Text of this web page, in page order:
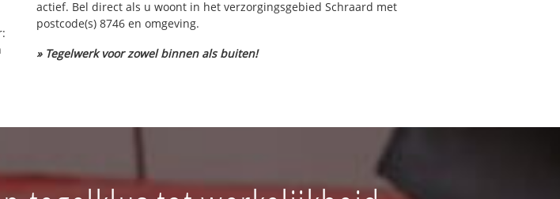
actief. Bel direct als u woont in het verzorgingsgebied Schraard met
postcode(s) 8746 en omgeving.
» Tegelwerk voor zowel binnen als buiten!